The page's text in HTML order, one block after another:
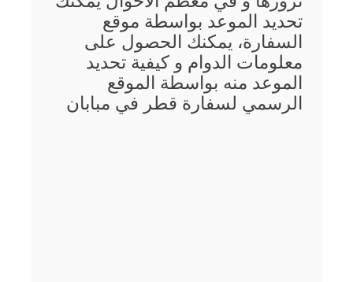
تحديد الموعد بواسطة موقع
السفارة، يمكنك الحصول على
معلومات الدوام و كيفية تحديد
الموعد منه بواسطة الموقع
الرسمي لسفارة قطر في مبابان